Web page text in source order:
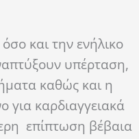
και την ενήλικο
υπέρταση,
καθώς και η
για καρδιαγγειακά
επίπτωση βέβαια